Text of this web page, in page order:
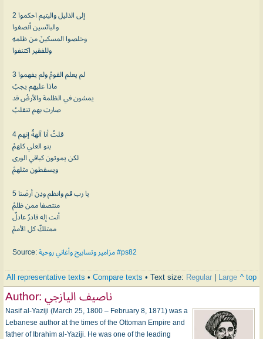
2 إلى الذليل واليتيم احكموا
والبائسين أنصفوا
وخلصوا المسكينَ من ظلمهِ
وللفقير اكتنفوا
3 لم يعلم القومُ ولم يفهموا
ماذا عليهم يجبُ
يمشون في الظلمة والأرضُ قد
صارت بهم تنقلبُ
4 قلتُ أنا آلهةٌ إنهم
بنو العلي كلهمْ
لكن يموتون كباقي الورى
ويسقطون مثلهمْ
5 يا رب قم وانظم ودِن أرضَنا
منتصفا ممن ظلمْ
أنت إله قادرٌ عادلٌ
ممتلكٌ كل الأممْ
Source: مزامير وتسابيح وأغاني روحية #ps82
All representative texts • Compare texts • Text size: Regular | Large ^ top
Author: ناصيف اليازجي
Nasif al-Yaziji (March 25, 1800 – February 8, 1871) was a
Lebanese author at the times of the Ottoman Empire and
father of Ibrahim al-Yaziji. He was one of the leading